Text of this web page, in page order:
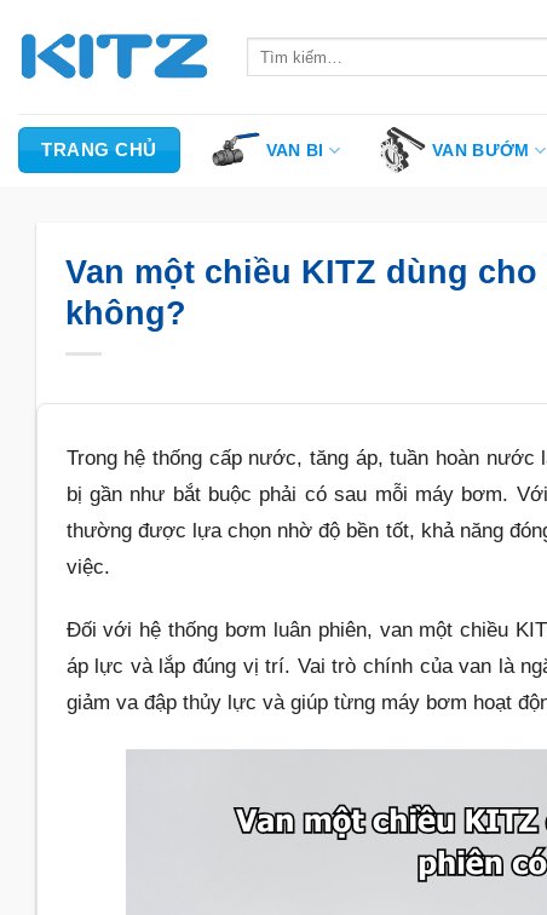
qua
nội
TRANG CHỦ VAN BI VAN BƯỚM
Van một chiều KITZ dùng
không?
Trong hệ thống cấp nước, tăng áp, tuần hoàn
bị gần như bắt buộc phải có sau mỗi máy bơm.
thường được lựa chọn nhờ độ bền tốt, khả năng
việc.
Đối với hệ thống bơm luân phiên, van một chiều
áp lực và lắp đúng vị trí. Vai trò chính của van là
giảm va đập thủy lực và giúp từng máy bơm hoạt